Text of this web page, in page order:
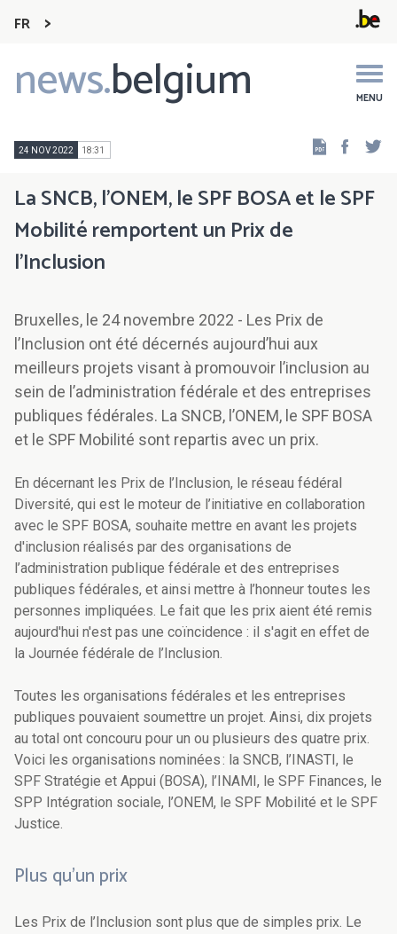
FR
news.belgium MENU
Main
navigation
24 NOV 2022 18:31
La SNCB, l’ONEM, le SPF BOSA et le SPF
Mobilité remportent un Prix de
l’Inclusion
Bruxelles, le 24 novembre 2022 - Les Prix de
l’Inclusion ont été décernés aujourd’hui aux
meilleurs projets visant à promouvoir l’inclusion au
sein de l’administration fédérale et des entreprises
publiques fédérales. La SNCB, l’ONEM, le SPF BOSA
et le SPF Mobilité sont repartis avec un prix.
En décernant les Prix de l’Inclusion, le réseau fédéral
Diversité, qui est le moteur de l’initiative en collaboration
avec le SPF BOSA, souhaite mettre en avant les projets
d'inclusion réalisés par des organisations de
l’administration publique fédérale et des entreprises
publiques fédérales, et ainsi mettre à l’honneur toutes les
personnes impliquées. Le fait que les prix aient été remis
aujourd'hui n'est pas une coïncidence : il s'agit en effet de
la Journée fédérale de l’Inclusion.
Toutes les organisations fédérales et les entreprises
publiques pouvaient soumettre un projet. Ainsi, dix projets
au total ont concouru pour un ou plusieurs des quatre prix.
Voici les organisations nominées : la SNCB, l’INASTI, le
SPF Stratégie et Appui (BOSA), l’INAMI, le SPF Finances, le
SPP Intégration sociale, l’ONEM, le SPF Mobilité et le SPF
Justice.
Plus qu’un prix
Les Prix de l’Inclusion sont plus que de simples prix. Le